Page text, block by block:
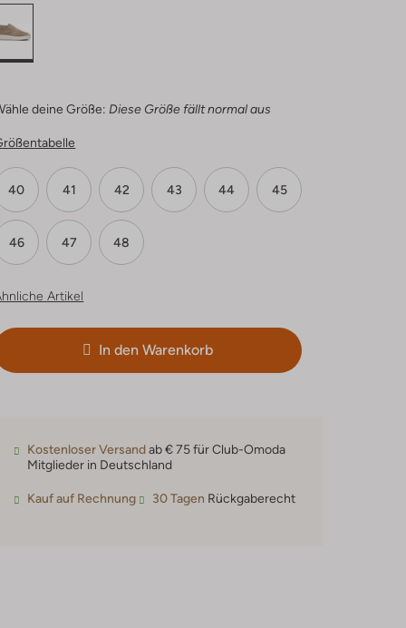
deine Größe: Diese Größe fällt normal aus
40 41 42 43 44 45
46 47 48
Artikel
In den Warenkorb
Kostenloser Versandab € 75 für Club-Omoda
Mitglieder in Deutschland
Kauf auf Rechnung 30 Tagen Rückgaberecht